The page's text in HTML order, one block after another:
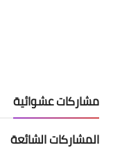
مشاركات عشوائية
المشاركات الشائعة